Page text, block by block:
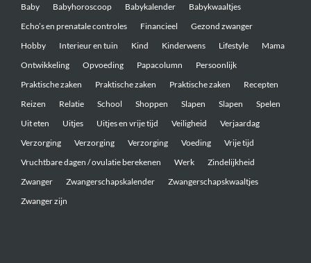
Baby Babyhoroscoop Babykalender
Babykwaaltjes
Echo’s en prenatale controles
Financieel
Gezond zwanger
Hobby
Interieur en tuin Kind Kinderwens Lifestyle
Mama
Ontwikkeling
Opvoeding Papacolumn
Persoonlijk
Praktische zaken
Praktische zaken Praktische zaken
Recepten
Reizen
Relatie School Shoppen Slapen Slapen
Spelen
Uit eten
Uitjes Uitjes en vrije tijd Veiligheid
Verjaardag
Verzorging
Verzorging Verzorging Voeding
Vrije tijd
Vruchtbare dagen / ovulatie berekenen
Werk
Zindelijkheid
Zwanger
Zwangerschapskalender
Zwangerschapskwaaltjes
Zwanger zijn